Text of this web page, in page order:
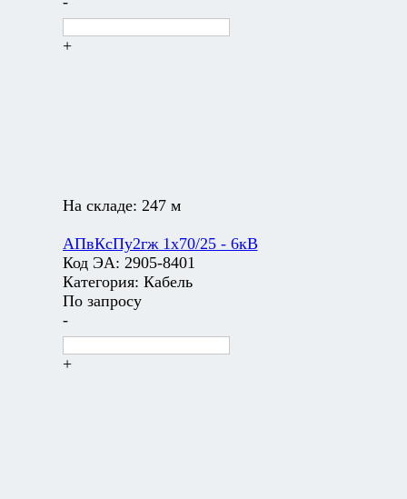
+
На складе: 247 м
АПвКсПу2гж 1х70/25 - 6кВ
Код ЭА: 2905-8401
Категория: Кабель
По запросу
-
+